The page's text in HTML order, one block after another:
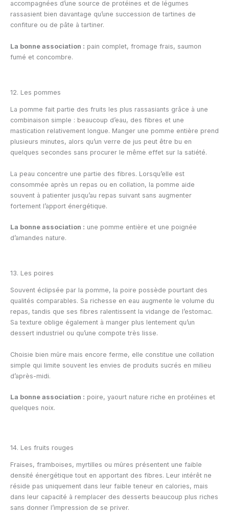
accompagnées d’une source de protéines et de légumes
rassasient bien davantage qu’une succession de tartines de
confiture ou de pâte à tartiner.
La bonne association : pain complet, fromage frais, saumon
fumé et concombre.
12. Les pommes
La pomme fait partie des fruits les plus rassasiants grâce à une
combinaison simple : beaucoup d’eau, des fibres et une
mastication relativement longue. Manger une pomme entière prend
plusieurs minutes, alors qu’un verre de jus peut être bu en
quelques secondes sans procurer le même effet sur la satiété.
La peau concentre une partie des fibres. Lorsqu’elle est
consommée après un repas ou en collation, la pomme aide
souvent à patienter jusqu’au repas suivant sans augmenter
fortement l’apport énergétique.
La bonne association : une pomme entière et une poignée
d’amandes nature.
13. Les poires
Souvent éclipsée par la pomme, la poire possède pourtant des
qualités comparables. Sa richesse en eau augmente le volume du
repas, tandis que ses fibres ralentissent la vidange de l’estomac.
Sa texture oblige également à manger plus lentement qu’un
dessert industriel ou qu’une compote très lisse.
Choisie bien mûre mais encore ferme, elle constitue une collation
simple qui limite souvent les envies de produits sucrés en milieu
d’après-midi.
La bonne association : poire, yaourt nature riche en protéines et
quelques noix.
14. Les fruits rouges
Fraises, framboises, myrtilles ou mûres présentent une faible
densité énergétique tout en apportant des fibres. Leur intérêt ne
réside pas uniquement dans leur faible teneur en calories, mais
dans leur capacité à remplacer des desserts beaucoup plus riches
sans donner l’impression de se priver.